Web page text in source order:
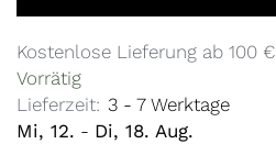
Kostenlose Lieferung ab 100 €
Vorrätig
Lieferzeit: 3 - 7 Werktage
Mi, 12. - Di, 18. Aug.